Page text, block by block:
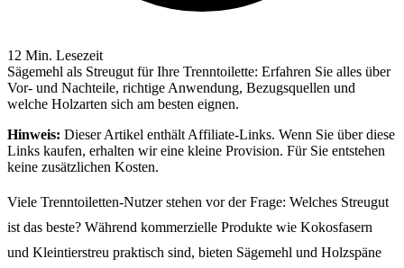
12 Min. Lesezeit
Sägemehl als Streugut für Ihre Trenntoilette: Erfahren Sie alles über
Vor- und Nachteile, richtige Anwendung, Bezugsquellen und
welche Holzarten sich am besten eignen.
Hinweis: Dieser Artikel enthält Affiliate-Links. Wenn Sie über diese
Links kaufen, erhalten wir eine kleine Provision. Für Sie entstehen
keine zusätzlichen Kosten.
Viele Trenntoiletten-Nutzer stehen vor der Frage: Welches Streugut
ist das beste? Während kommerzielle Produkte wie Kokosfasern
und Kleintierstreu praktisch sind, bieten Sägemehl und Holzspäne